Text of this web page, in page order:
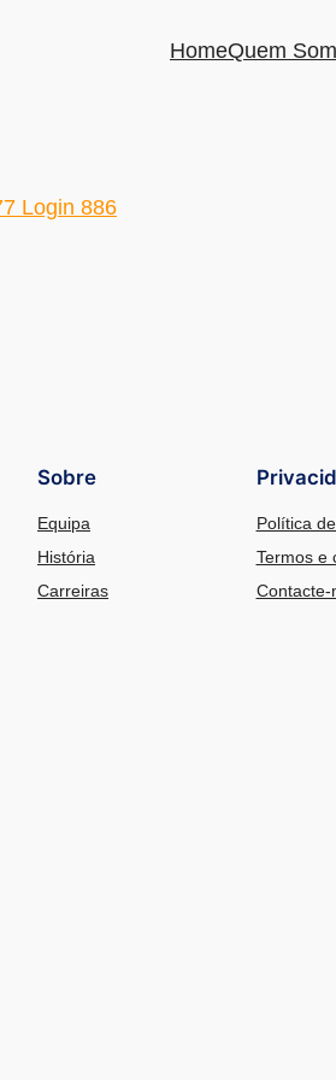
HomeQuem
Login 886
Sobre
Equipa
História
Carreiras
Política
Termos e
Contacte-